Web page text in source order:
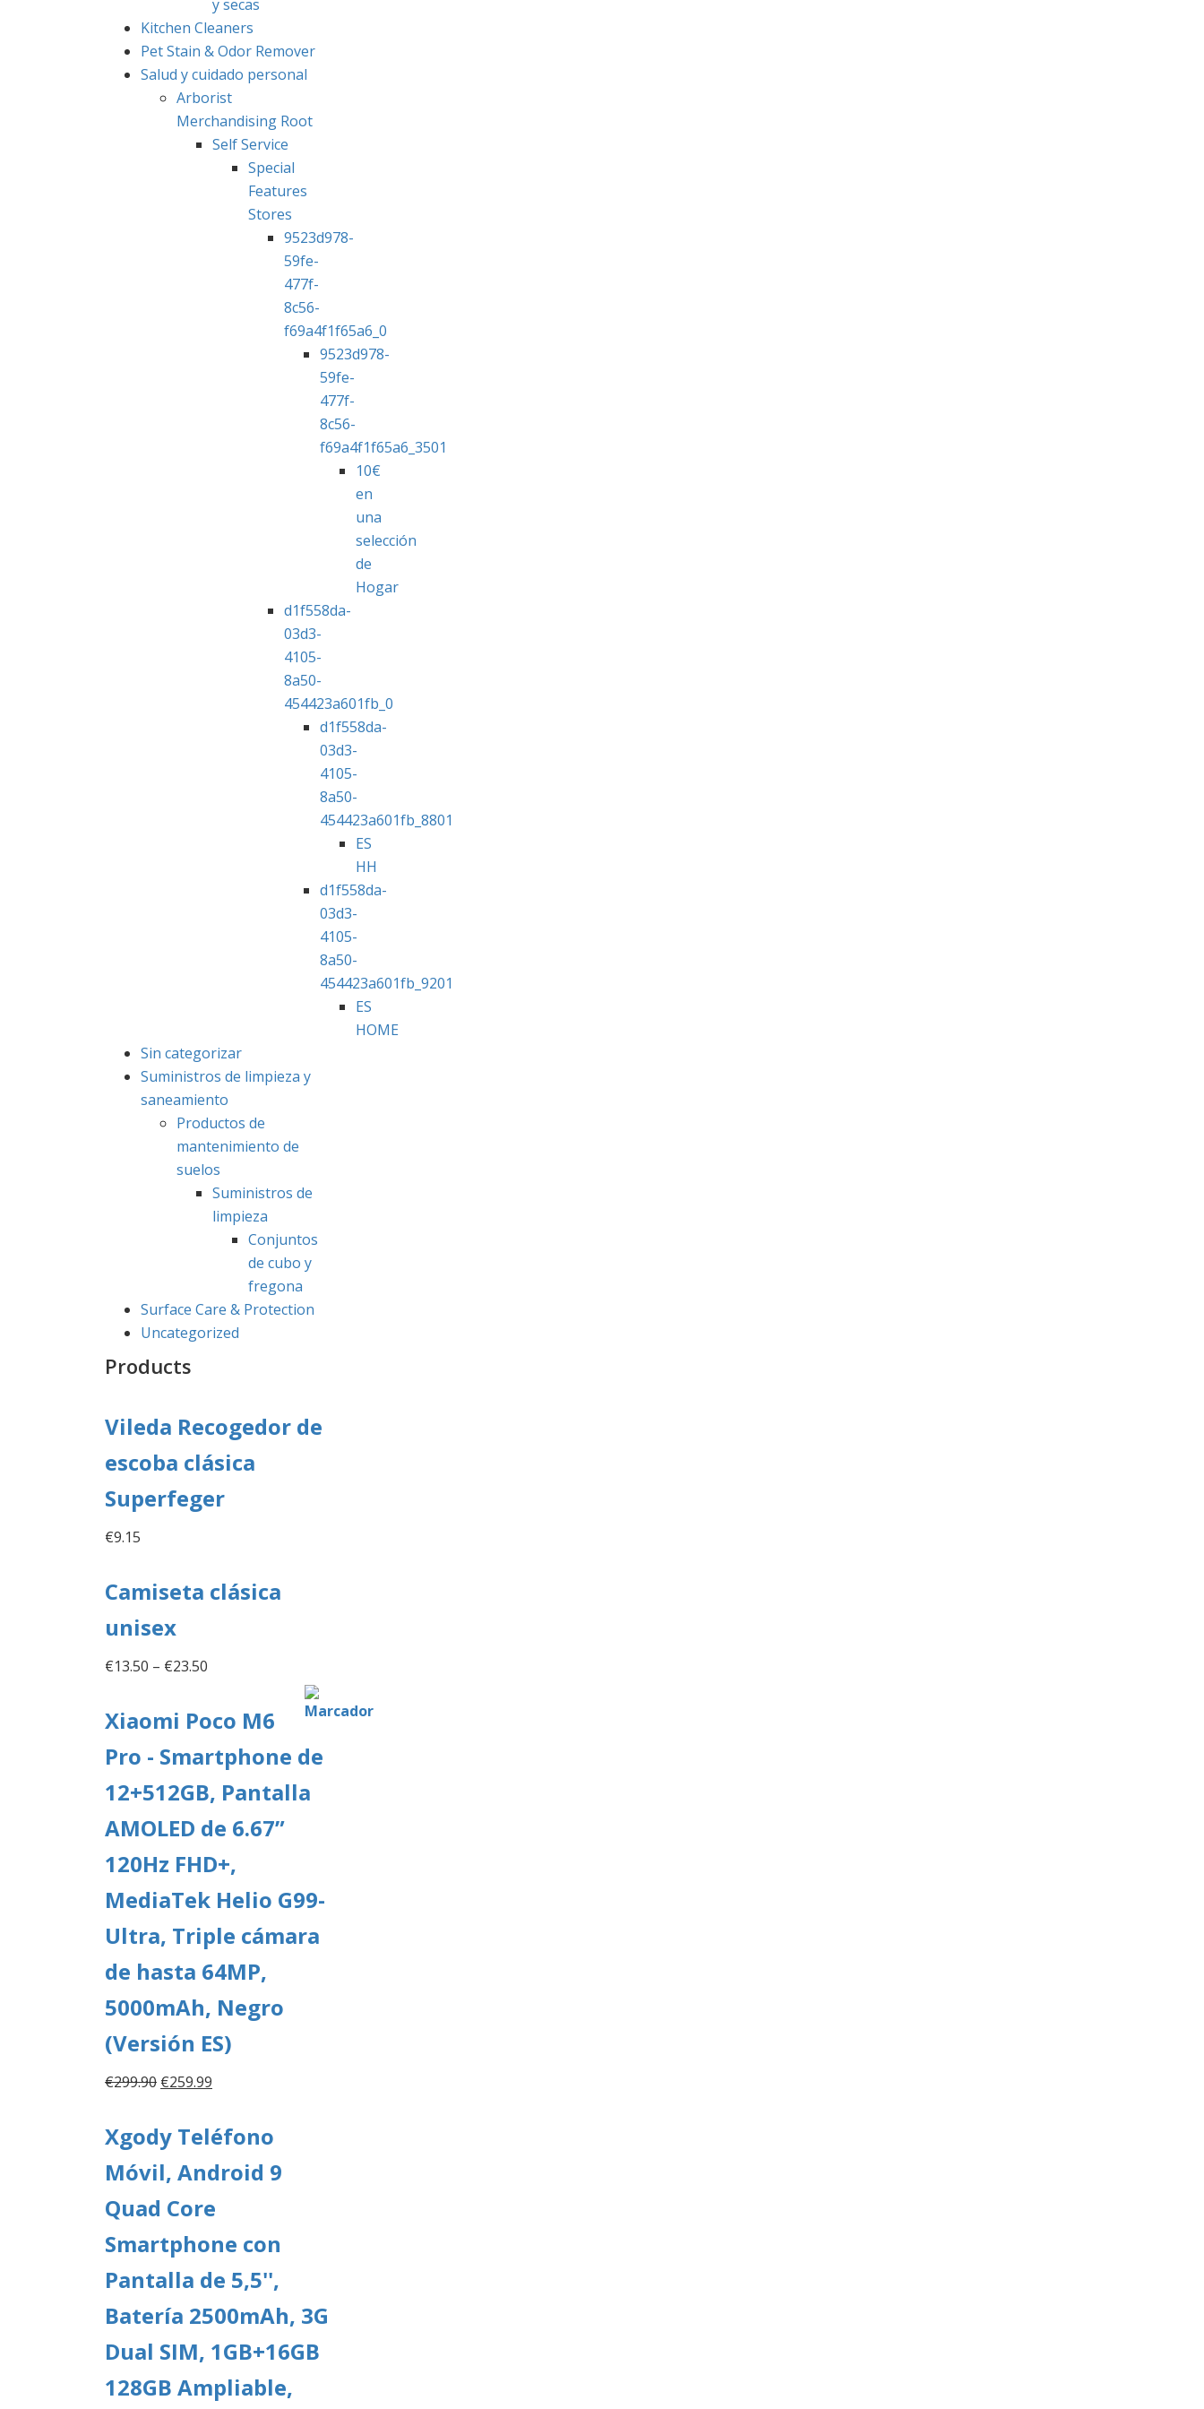
y secas
Kitchen Cleaners
Pet Stain & Odor Remover
Salud y cuidado personal
Arborist
Merchandising Root
Self Service
Special
Features
Stores
9523d978-
59fe-
477f-
8c56-
f69a4f1f65a6_0
9523d978-
59fe-
477f-
8c56-
f69a4f1f65a6_3501
10€
en
una
selección
de
Hogar
d1f558da-
03d3-
4105-
8a50-
454423a601fb_0
d1f558da-
03d3-
4105-
8a50-
454423a601fb_8801
ES
HH
d1f558da-
03d3-
4105-
8a50-
454423a601fb_9201
ES
HOME
Sin categorizar
Suministros de limpieza y
saneamiento
Productos de
mantenimiento de
suelos
Suministros de
limpieza
Conjuntos
de cubo y
fregona
Surface Care & Protection
Uncategorized
Products
Vileda Recogedor de
escoba clásica
Superfeger
€9.15
Camiseta clásica
unisex
€13.50 – €23.50
Xiaomi Poco M6
Pro - Smartphone de
12+512GB, Pantalla
AMOLED de 6.67”
120Hz FHD+,
MediaTek Helio G99-
Ultra, Triple cámara
de hasta 64MP,
5000mAh, Negro
(Versión ES)
€299.90 El
original
era:
€299.90.
€259.99
actual
es:
€259.99.
Xgody Teléfono
Móvil, Android 9
Quad Core
Smartphone con
Pantalla de 5,5'',
Batería 2500mAh, 3G
Dual SIM, 1GB+16GB
128GB Ampliable,